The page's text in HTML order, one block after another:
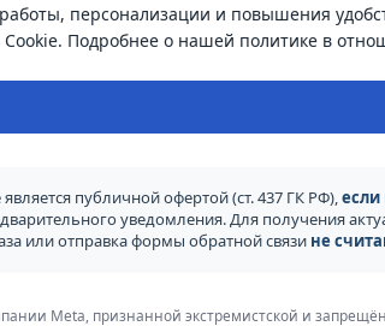
персонализации и повышения
Подробнее о нашей политике в
публичной офертой (ст. 437 ГК РФ),если
уведомления. Для получения
или отправка формы обратной связи не
Meta, признанной экстремистской и